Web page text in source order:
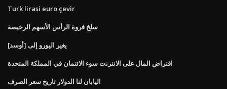
Turk lirasi euro çevir
سلخ فروة الرأس الأسهم الرخيصة
يغير اليورو إلى [أوسد]
اقتراض المال على الانترنت سوء الائتمان في المملكة المتحدة
اليابان لنا الدولار تاريخ سعر الصرف